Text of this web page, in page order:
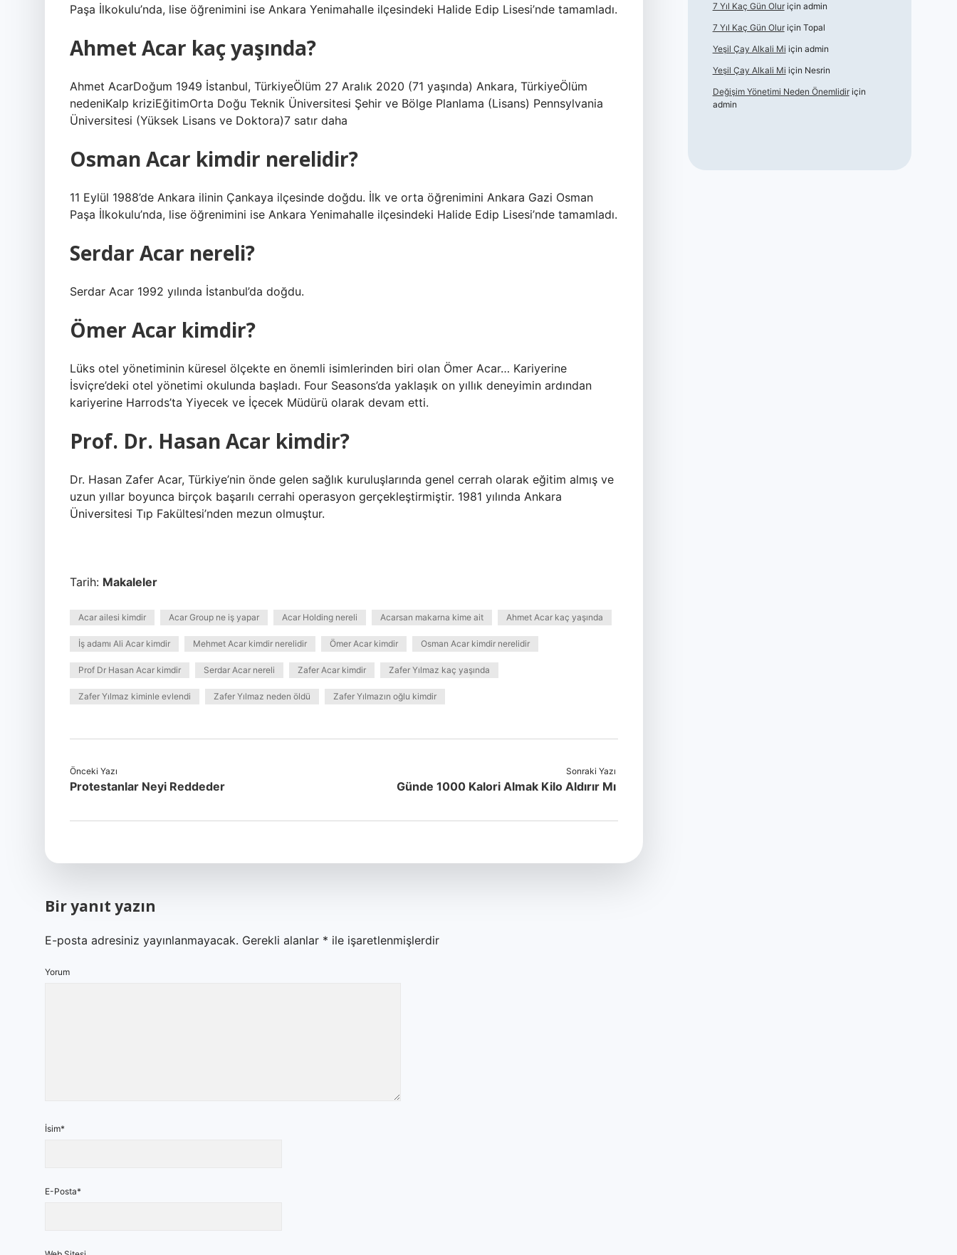
Paşa İlkokulu’nda, lise öğrenimini ise Ankara Yenimahalle ilçesindeki Halide Edip Lisesi’nde tamamladı.
Ahmet Acar kaç yaşında?
Ahmet AcarDoğum 1949 İstanbul, TürkiyeÖlüm 27 Aralık 2020 (71 yaşında) Ankara, TürkiyeÖlüm
nedeniKalp kriziEğitimOrta Doğu Teknik Üniversitesi Şehir ve Bölge Planlama (Lisans) Pennsylvania
Üniversitesi (Yüksek Lisans ve Doktora)7 satır daha
Osman Acar kimdir nerelidir?
11 Eylül 1988’de Ankara ilinin Çankaya ilçesinde doğdu. İlk ve orta öğrenimini Ankara Gazi Osman
Paşa İlkokulu’nda, lise öğrenimini ise Ankara Yenimahalle ilçesindeki Halide Edip Lisesi’nde tamamladı.
Serdar Acar nereli?
Serdar Acar 1992 yılında İstanbul’da doğdu.
Ömer Acar kimdir?
Lüks otel yönetiminin küresel ölçekte en önemli isimlerinden biri olan Ömer Acar… Kariyerine
İsviçre’deki otel yönetimi okulunda başladı. Four Seasons’da yaklaşık on yıllık deneyimin ardından
kariyerine Harrods’ta Yiyecek ve İçecek Müdürü olarak devam etti.
Prof. Dr. Hasan Acar kimdir?
Dr. Hasan Zafer Acar, Türkiye’nin önde gelen sağlık kuruluşlarında genel cerrah olarak eğitim almış ve
uzun yıllar boyunca birçok başarılı cerrahi operasyon gerçekleştirmiştir. 1981 yılında Ankara
Üniversitesi Tıp Fakültesi’nden mezun olmuştur.
Tarih: Makaleler
Acar ailesi kimdir Acar Group ne iş yapar Acar Holding nereli Acarsan makarna kime ait Ahmet Acar kaç yaşında
İş adamı Ali Acar kimdir Mehmet Acar kimdir nerelidir Ömer Acar kimdir Osman Acar kimdir nerelidir
Prof Dr Hasan Acar kimdir Serdar Acar nereli Zafer Acar kimdir Zafer Yılmaz kaç yaşında
Zafer Yılmaz kiminle evlendi Zafer Yılmaz neden öldü Zafer Yılmazın oğlu kimdir
Önceki Yazı
Protestanlar Neyi Reddeder
Sonraki Yazı
Günde 1000 Kalori Almak Kilo Aldırır Mı
Bir yanıt yazın
E-posta adresiniz yayınlanmayacak. Gerekli alanlar * ile işaretlenmişlerdir
Yorum
İsim*
E-Posta*
7 Yıl Kaç Gün Oluriçin admin
7 Yıl Kaç Gün Oluriçin Topal
Yeşil Çay Alkali Mi için admin
Yeşil Çay Alkali Mi için Nesrin
Değişim Yönetimi Neden Önemlidiriçin
admin